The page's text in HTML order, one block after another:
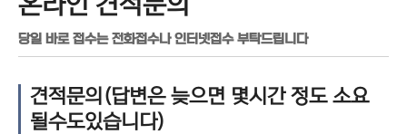
당일 바로 접수는 전화접수나 인터넷접수 부탁드립니다
견적문의(답변은 늦으면 몇시간 정도 소요
될수도있습니다)